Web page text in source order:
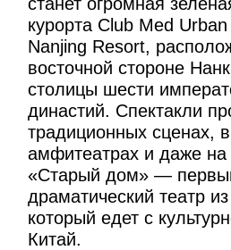
курорта Club Med
Nanjing Resort,
восточной стороне
столицы шести
династий. Спектакли
традиционных сценах,
амфитеатрах и даже на
«Старый дом» —
драматический театр
который едет с
Китай.